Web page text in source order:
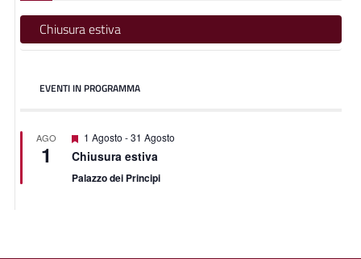
Chiusura estiva
EVENTI IN PROGRAMMA
AGO
1
Segnalati
1 Agosto -31 Agosto
Chiusura estiva
Palazzo dei Principi